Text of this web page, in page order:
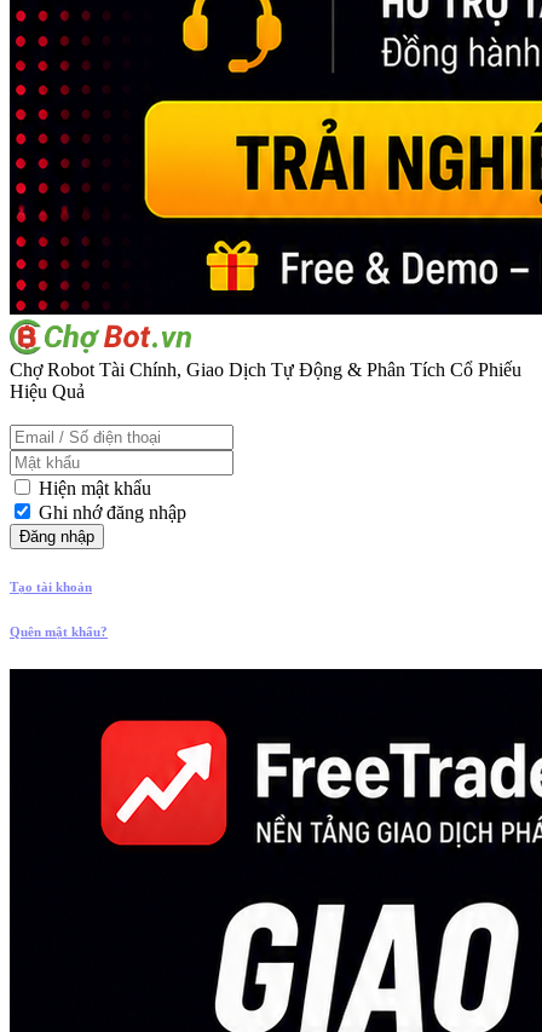
Chợ Robot Tài Chính, Giao Dịch Tự Động & Phân Tích Cổ Phiếu
Hiệu Quả
Hiện mật khẩu
Ghi nhớ đăng nhập
Đăng nhập
Tạo tài khoản
Quên mật khẩu?